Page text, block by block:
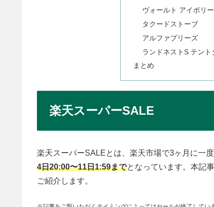
ヴォールト アイボリー
タクードストーブ
アルファブリーズ
ランドネストS テント
まとめ
楽天スーパーSALE
楽天スーパーSALEとは、楽天市場で3ヶ月に一
4日20:00〜11日1:59までとなっています。本記
ご紹介します。